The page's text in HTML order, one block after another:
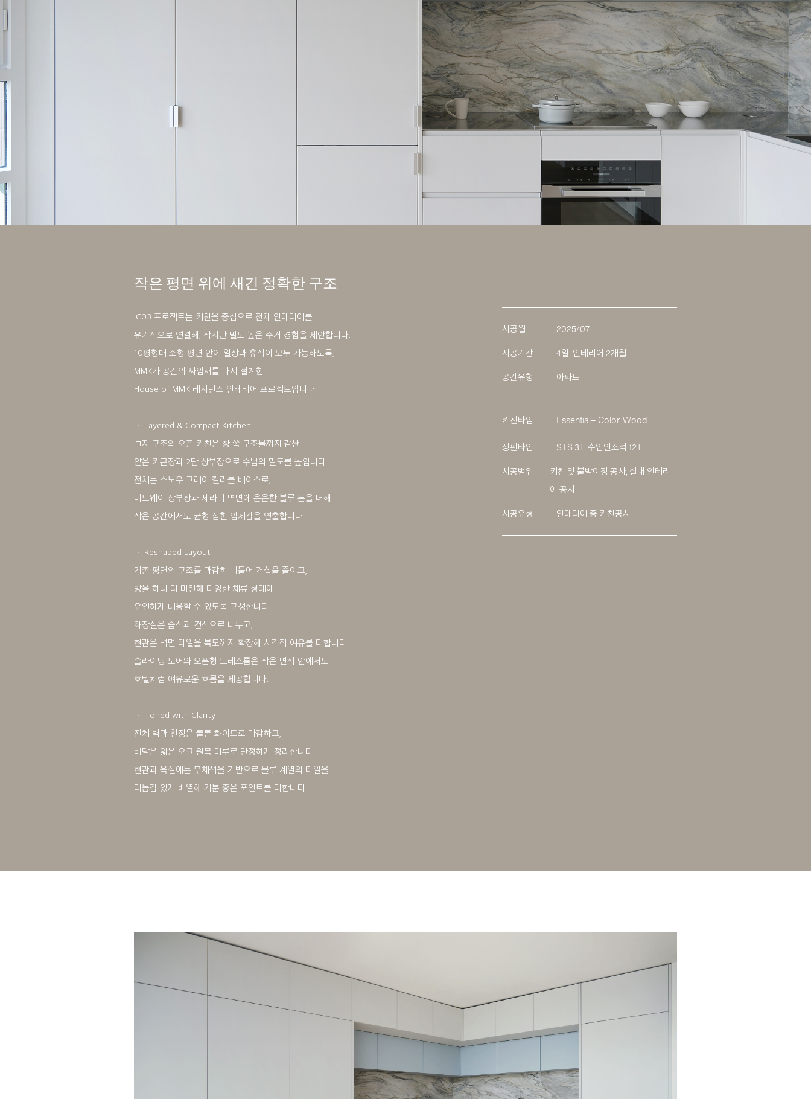
작은 평면 위에 새긴 정확한 구조
IC03 프로젝트는 키친을 중심으로 전체 인테리어를
유기적으로 연결해, 작지만 밀도 높은 주거 경험을 제안합니다.
10평형대 소형 평면 안에 일상과 휴식이 모두 가능하도록,
MMK가 공간의 짜임새를 다시 설계한
House of MMK 레지던스 인테리어 프로젝트입니다.
ㆍ Layered & Compact Kitchen
ㄱ자 구조의 오픈 키친은 창 쪽 구조물까지 감싼
얕은 키큰장과 2단 상부장으로 수납의 밀도를 높입니다.
전체는 스노우 그레이 컬러를 베이스로,
미드웨이 상부장과 세라믹 벽면에 은은한 블루 톤을 더해
작은 공간에서도 균형 잡힌 입체감을 연출합니다.
ㆍ Reshaped Layout
기존 평면의 구조를 과감히 비틀어 거실을 줄이고,
방을 하나 더 마련해 다양한 체류 형태에
유연하게 대응할 수 있도록 구성합니다.
화장실은 습식과 건식으로 나누고,
현관은 벽면 타일을 복도까지 확장해 시각적 여유를 더합니다.
슬라이딩 도어와 오픈형 드레스룸은 작은 면적 안에서도
호텔처럼 여유로운 흐름을 제공합니다.
ㆍ Toned with Clarity
전체 벽과 천장은 쿨톤 화이트로 마감하고,
바닥은 얇은 오크 원목 마루로 단정하게 정리합니다.
현관과 욕실에는 무채색을 기반으로 블루 계열의 타일을
리듬감 있게 배열해 기분 좋은 포인트를 더합니다.
시공월 2025/07
시공기간 4일, 인테리어 2개월
공간유형 아파트
키친타입 Essential– Color, Wood
상판타입 STS 3T, 수입인조석 12T
시공범위
키친 및 붙박이장 공사, 실내 인테리
어 공사
시공유형 인테리어 중 키친공사